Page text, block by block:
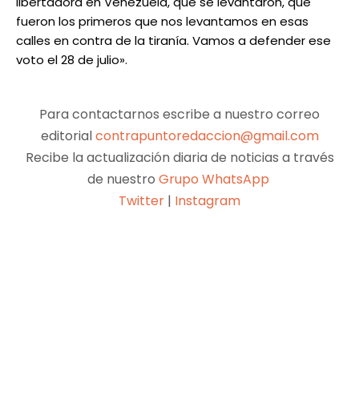
fueron los primeros que nos levantamos en esas
calles en contra de la tiranía. Vamos a defender ese
voto el 28 de julio».
Para contactarnos escribe a nuestro correo
editorialcontrapuntoredaccion@gmail.com
Recibe la actualización diaria de noticias a través
de nuestro Grupo WhatsApp
Twitter | Instagram